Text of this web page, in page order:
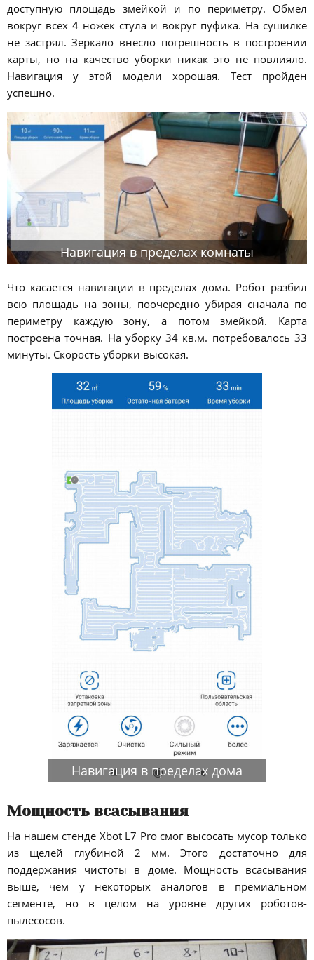
доступную площадь змейкой и по периметру. Обмел
вокруг всех 4 ножек стула и вокруг пуфика. На сушилке
не застрял. Зеркало внесло погрешность в построении
карты, но на качество уборки никак это не повлияло.
Навигация у этой модели хорошая. Тест пройден
успешно.
Навигация в пределах комнаты
Что касается навигации в пределах дома. Робот разбил
всю площадь на зоны, поочередно убирая сначала по
периметру каждую зону, а потом змейкой. Карта
построена точная. На уборку 34 кв.м. потребовалось 33
минуты. Скорость уборки высокая.
Навигация в пределах дома
Мощность всасывания
На нашем стенде Xbot L7 Pro смог высосать мусор только
из щелей глубиной 2 мм. Этого достаточно для
поддержания чистоты в доме. Мощность всасывания
выше, чем у некоторых аналогов в премиальном
сегменте, но в целом на уровне других роботов-
пылесосов.